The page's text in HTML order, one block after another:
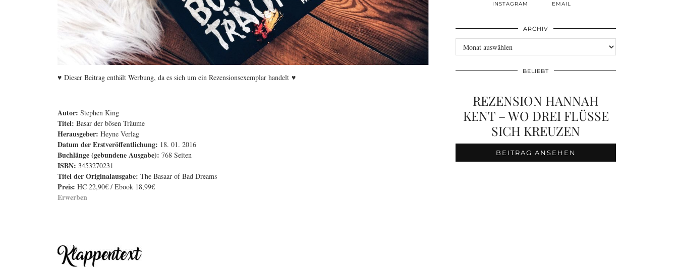
♥ Dieser Beitrag enthält Werbung, da es sich um ein Rezensionsexemplar handelt ♥
Autor: Stephen King
Titel: Basar der bösen Träume
Herausgeber: Heyne Verlag
Datum der Erstveröffentlichung: 18. 01. 2016
Buchlänge (gebundene Ausgabe): 768 Seiten
ISBN: 3453270231
Titel der Originalausgabe: The Basaar of Bad Dreams
Preis: HC 22,90€ / Ebook 18,99€
Erwerben
INSTAGRAM EMAIL
ARCHIV
Archiv
BELIEBT
REZENSION HANNAH
KENT – WO DREI FLÜSSE
SICH KREUZEN
BEITRAG ANSEHEN